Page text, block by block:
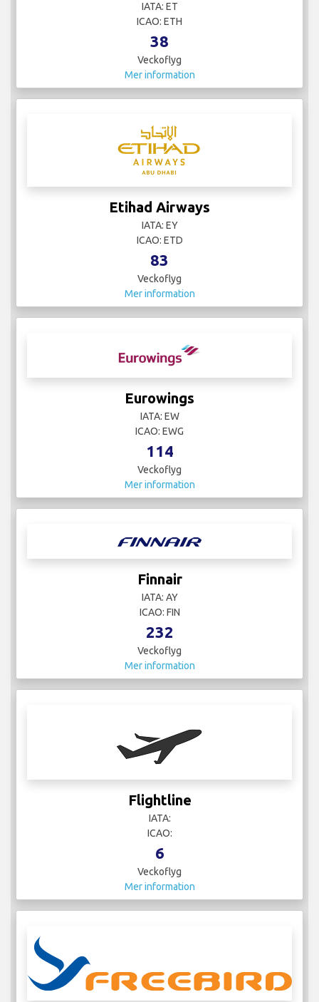
IATA: ET
ICAO: ETH
38
Veckoflyg
Mer information
Etihad Airways
IATA: EY
ICAO: ETD
83
Veckoflyg
Mer information
Eurowings
IATA: EW
ICAO: EWG
114
Veckoflyg
Mer information
Finnair
IATA: AY
ICAO: FIN
232
Veckoflyg
Mer information
Flightline
IATA:
ICAO:
6
Veckoflyg
Mer information